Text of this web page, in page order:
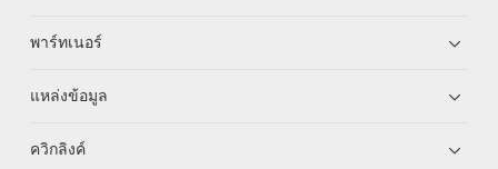
พาร์ทเนอร์
แหล่งข้อมูล
ควิกลิงค์